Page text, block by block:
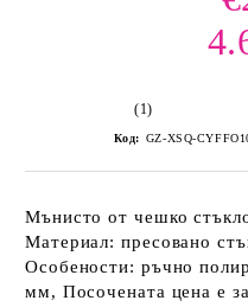
(1)
Код: GZ-XSQ-
Мънисто от чешко
Материал: пресовано
Особености: ръчно
мм, Посочената цена е